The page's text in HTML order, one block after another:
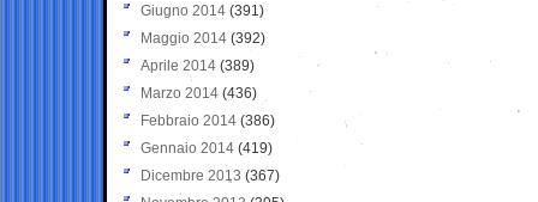
Giugno 2014 (391)
Maggio 2014 (392)
Aprile 2014 (389)
Marzo 2014 (436)
Febbraio 2014 (386)
Gennaio 2014 (419)
Dicembre 2013 (367)